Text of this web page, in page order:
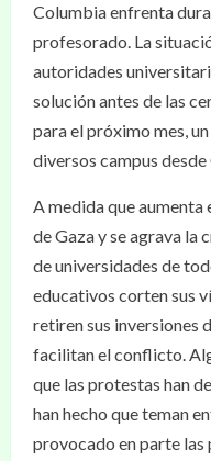
Columbia enfrenta
profesorado. La
autoridades
solución antes de las
para el próximo mes,
diversos campus
A medida que aumenta
de Gaza y se agrava la
de universidades de
educativos corten sus
retiren sus inversiones
facilitan el conflicto.
que las protestas han
han hecho que teman
provocado en parte